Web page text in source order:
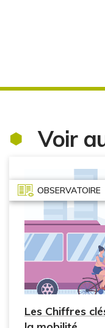
Voir
OBSERVATOIRE
Les Chiffres